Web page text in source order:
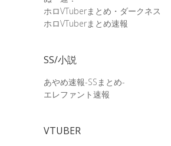
ホロVTuberまとめ・ダークネス
ホロVTuberまとめ速報
SS/小説
あやめ速報-SSまとめ-
エレファント速報
VTUBER